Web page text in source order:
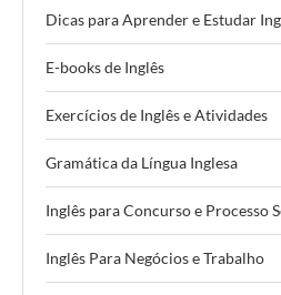
Dicas para Aprender e Estudar
E-books de Inglês
Exercícios de Inglês e Atividades
Gramática da Língua Inglesa
Inglês para Concurso e Processo
Inglês Para Negócios e Trabalho